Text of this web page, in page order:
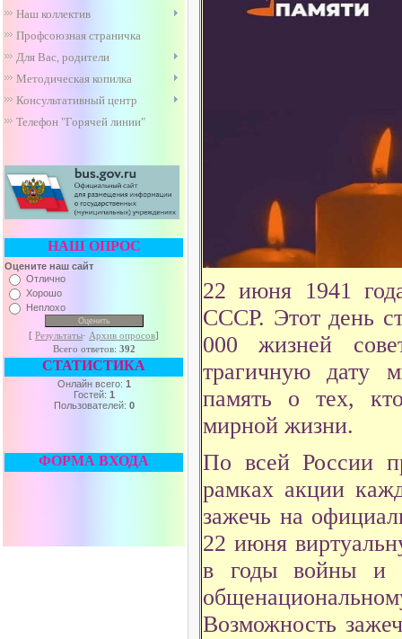
Наш коллектив
Профсоюзная страничка
Для Вас, родители
Методическая копилка
Консультативный центр
Телефон "Горячей линии"
НАШ ОПРОС
Оцените наш сайт
Отлично
Хорошо
Неплохо
[ Результаты· Архив опросов]
Всего ответов: 392
СТАТИСТИКА
Онлайн всего: 1
Гостей: 1
Пользователей: 0
ФОРМА ВХОДА
22 июня 1941
СССР. Этот день
000 жизней
трагичную дату
память о тех,
мирной жизни.
По всей России
рамках акции
зажечь на
22 июня
в годы войны и
Возможность